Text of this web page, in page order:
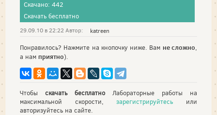
Скачано: 442
Скачать бесплатно
29.09.10 в 22:22 Автор: katreen
Понравилось? Нажмите на кнопочку ниже. Вам не сложно,
а нам приятно).
Чтобы скачать бесплатно Лабораторные работы на
максимальной скорости,зарегистрируйтесь или
авторизуйтесь на сайте.